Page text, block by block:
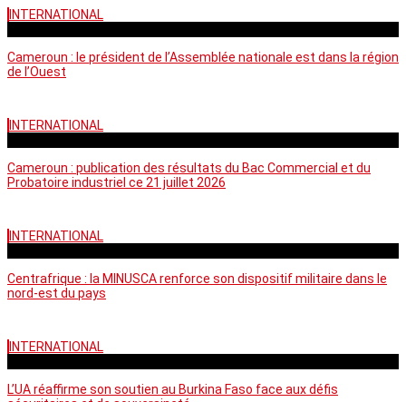
INTERNATIONAL
Cameroun : le président de l’Assemblée nationale est dans la région
de l’Ouest
INTERNATIONAL
Cameroun : publication des résultats du Bac Commercial et du
Probatoire industriel ce 21 juillet 2026
INTERNATIONAL
Centrafrique : la MINUSCA renforce son dispositif militaire dans le
nord-est du pays
INTERNATIONAL
L’UA réaffirme son soutien au Burkina Faso face aux défis